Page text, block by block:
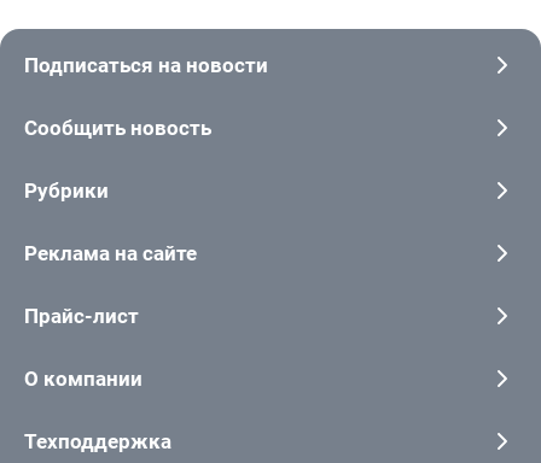
Подписаться на новости
Сообщить новость
Рубрики
Реклама на сайте
Прайс-лист
О компании
Техподдержка